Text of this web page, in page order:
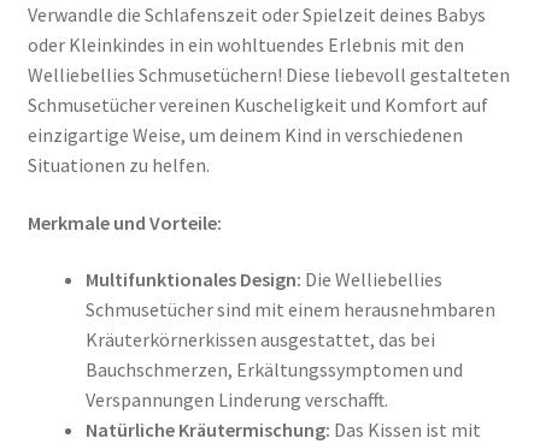
Tassen / Keramik
Kids
öffnen
Unternehmen / Referenzen
Verwandle die Schlafenszeit oder Spielzeit deines Babys
oder Kleinkindes in ein wohltuendes Erlebnis mit den
Welliebellies Schmusetüchern! Diese liebevoll gestalteten
Schmusetücher vereinen Kuscheligkeit und Komfort auf
einzigartige Weise, um deinem Kind in verschiedenen
Situationen zu helfen.
Merkmale und Vorteile:
Multifunktionales Design: Die Welliebellies
Schmusetücher sind mit einem herausnehmbaren
Kräuterkörnerkissen ausgestattet, das bei
Bauchschmerzen, Erkältungssymptomen und
Verspannungen Linderung verschafft.
Natürliche Kräutermischung: Das Kissen ist mit